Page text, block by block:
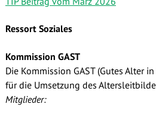
Ressort Soziales
Kommission GAST
Die Kommission GAST (Gutes Alter
für die Umsetzung des
Mitglieder: